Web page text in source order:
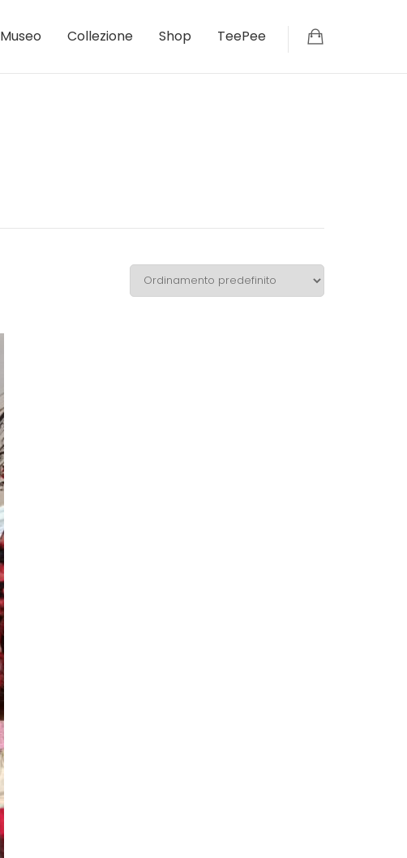
Museo Collezione Shop TeePee